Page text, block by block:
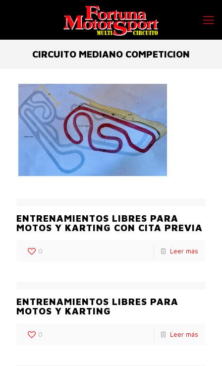
CIRCUITO MEDIANO COMPETICION
ENTRENAMIENTOS LIBRES PARA
MOTOS Y KARTING CON CITA PREVIA
0 Leer más
ENTRENAMIENTOS LIBRES PARA
MOTOS Y KARTING
0 Leer más